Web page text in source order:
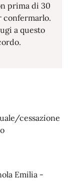
prima di 30
confermarlo.
a questo
cessazione
Emilia -